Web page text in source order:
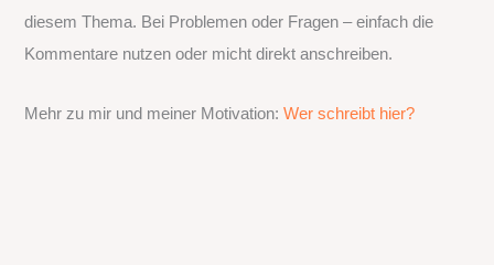
diesem Thema. Bei Problemen oder Fragen – einfach die
Kommentare nutzen oder micht direkt anschreiben.
Mehr zu mir und meiner Motivation:Wer schreibt hier?